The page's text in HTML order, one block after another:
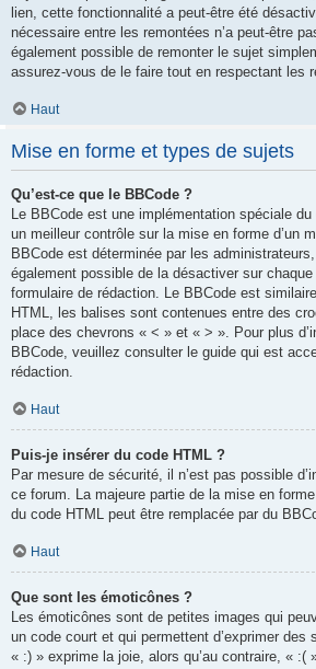
lien, cette fonctionnalité a peut-être été
nécessaire entre les remontées n’a peut-être
également possible de remonter le sujet
assurez-vous de le faire tout en respectant les
Haut
Mise en forme et types de sujets
Qu’est-ce que le BBCode ?
Le BBCode est une implémentation spéciale
un meilleur contrôle sur la mise en forme d’un
BBCode est déterminée par les
également possible de la désactiver sur
formulaire de rédaction. Le BBCode est
HTML, les balises sont contenues entre des
place des chevrons « < » et « > ». Pour plus
BBCode, veuillez consulter le guide qui est
rédaction.
Haut
Puis-je insérer du code HTML ?
Par mesure de sécurité, il n’est pas possible
ce forum. La majeure partie de la mise en
du code HTML peut être remplacée par du
Haut
Que sont les émoticônes ?
Les émoticônes sont de petites images qui
un code court et qui permettent d’exprimer des
« :) » exprime la joie, alors qu’au contraire, « :(